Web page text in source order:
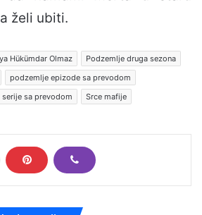
želi ubiti.
Hükümdar Olmaz
Podzemlje druga sezona
podzemlje epizode sa prevodom
serije sa prevodom
Srce mafije